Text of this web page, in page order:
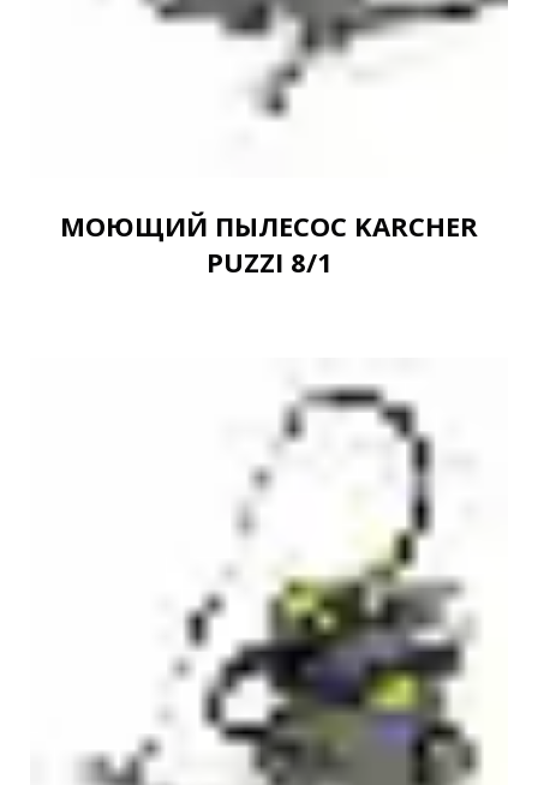
МОЮЩИЙ ПЫЛЕСОС KARCHER
PUZZI 8/1